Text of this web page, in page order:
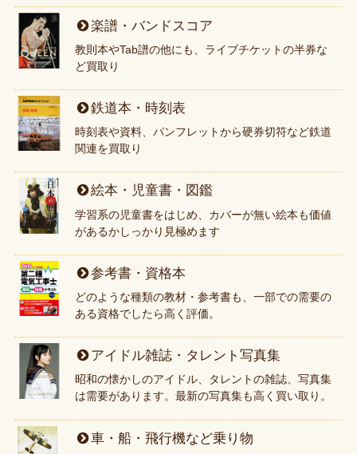
楽譜・バンドスコア
教則本やTab譜の他にも、ライブチケットの半券な
ど買取り
鉄道本・時刻表
時刻表や資料、パンフレットから硬券切符など鉄道
関連を買取り
絵本・児童書・図鑑
学習系の児童書をはじめ、カバーが無い絵本も価値
があるかしっかり見極めます
参考書・資格本
どのような種類の教材・参考書も、一部での需要の
ある資格でしたら高く評価。
アイドル雑誌・タレント写真集
昭和の懐かしのアイドル、タレントの雑誌、写真集
は需要があります。最新の写真集も高く買い取り。
車・船・飛行機など乗り物